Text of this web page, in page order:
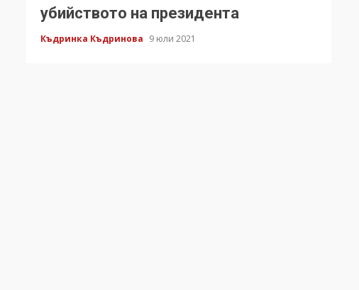
убийството на президента
Къдринка Къдринова 9 юли 2021